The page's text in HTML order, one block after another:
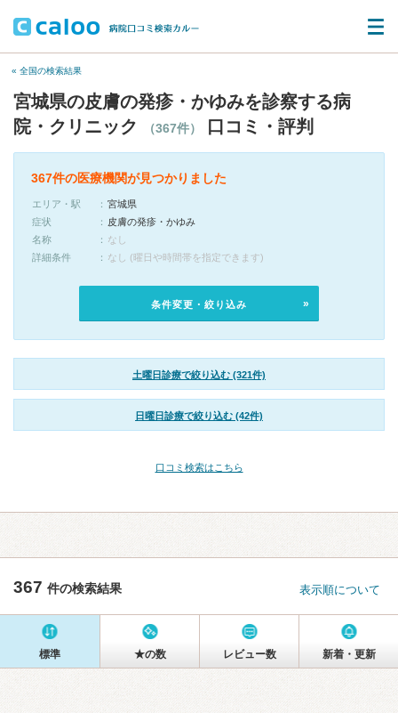
« 全国の検索結果
宮城県の皮膚の発疹・かゆみを診察する病
院・クリニック
（367件） 口コミ・評判
367件の医療機関が見つかりました
エリア・駅
宮城県
症状
皮膚の発疹・かゆみ
名称
なし
詳細条件
なし (曜日や時間帯を指定できます)
条件変更・絞り込み
土曜日診療で絞り込む (321件)
日曜日診療で絞り込む (42件)
口コミ検索はこちら
367 件の検索結果 表示順について
標準 ★の数 レビュー数 新着・更新